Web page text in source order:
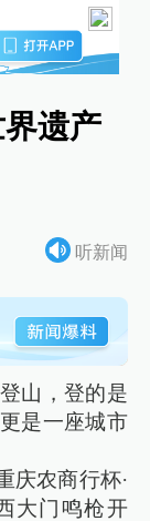
遗产
听新闻
山，登的是
是一座城市
庆农商行杯·
大门鸣枪开